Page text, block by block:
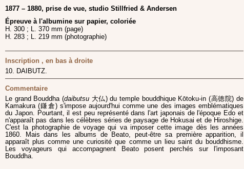
1877 – 1880, prise de vue, studio Stillfried & Andersen
Épreuve à l'albumine sur papier, coloriée
H. 300 ; L. 370 mm (page)
H. 283 ; L. 219 mm (photographie)
Inscription , en bas à droite
10. DAIBUTZ.
Commentaire
Le grand Bouddha (daibutsu大仏) du temple bouddhique Kōtoku-in (高徳院) de
Kamakura (鎌倉) s'impose aujourd'hui comme une des images emblématiques
du Japon. Pourtant, il est peu représenté dans l'art japonais de l'époque Edo et
n'apparaît pas dans les célèbres séries de paysage de Hokusai et de Hiroshige.
C'est la photographie de voyage qui va imposer cette image dès les années
1860. Mais dans les albums de Beato, peut-être sa première apparition, il
apparaît plus comme une curiosité que comme un lieu saint du bouddhisme.
Les voyageurs qui accompagnent Beato posent perchés sur l'imposant
Bouddha.